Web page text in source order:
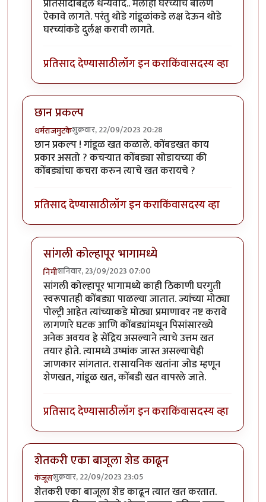
प्रतिसादाबद्दल धन्यवाद.. मलाही घरच्यांचे बोलणे
ऐकावे लागते. परंतु थोडे गांडूळांकडे लक्ष देऊन थोडे
घरच्यांकडे दुर्लक्ष करावी लागते.
प्रतिसाद देण्यासाठीलॉग इन कराकिंवासदस्य व्हा
छान प्रकल्प
धर्मराजमुटकेशुक्रवार, 22/09/2023 20:28
छान प्रकल्प ! गांडूळ खत कळाले. कोंबडखत काय
प्रकार असतो ? कचर्‍यात कोंबड्या सोडायच्या की
कोंबड्यांचा कचरा करुन त्याचे खत करायचे ?
प्रतिसाद देण्यासाठीलॉग इन कराकिंवासदस्य व्हा
सांगली कोल्हापूर भागामध्ये
निमीशनिवार, 23/09/2023 07:00
In reply toछान प्रकल्पbyधर्मराजमुटके
सांगली कोल्हापूर भागामध्ये काही ठिकाणी घरगुती
स्वरूपातही कोंबड्या पाळल्या जातात. ज्यांच्या मोठ्या
पोल्ट्री आहेत त्यांच्याकडे मोठ्या प्रमाणावर नष्ट करावे
लागणारे घटक आणि कोंबड्यांमधून पिसांसारख्ये
अनेक अवयव हे सेंद्रिय असल्याने त्याचे उत्तम खत
तयार होते. त्यामध्ये उष्मांक जास्त असल्याचेही
जाणकार सांगतात. रासायनिक खतांना जोड म्हणून
शेणखत, गांडूळ खत, कोंबडी खत वापरले जाते.
प्रतिसाद देण्यासाठीलॉग इन कराकिंवासदस्य व्हा
शेतकरी एका बाजूला शेड काढून
कंजूसशुक्रवार, 22/09/2023 23:05
शेतकरी एका बाजूला शेड काढून त्यात खत करतात.